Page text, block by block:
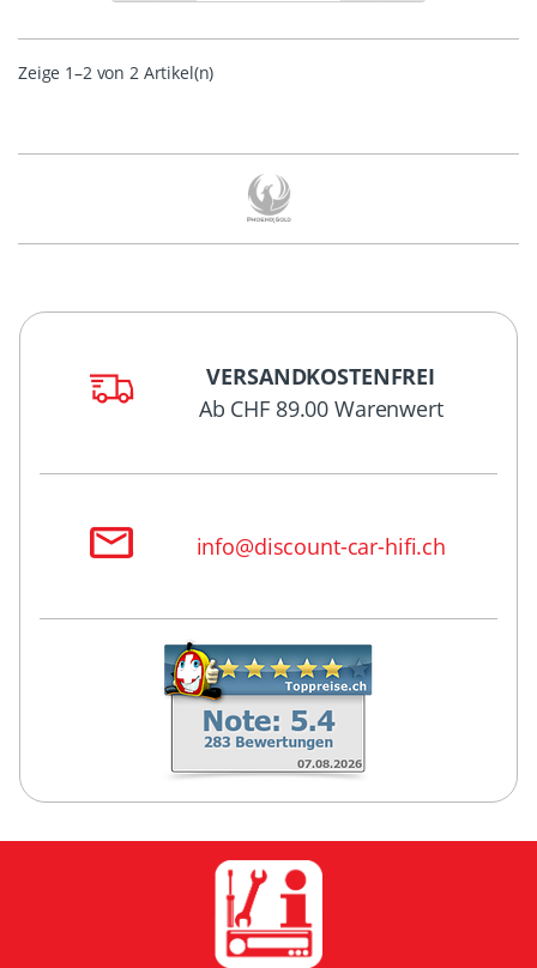
Zeige 1–2 von 2 Artikel(n)
VERSANDKOSTENFREI
Ab CHF 89.00 Warenwert
info@discount-car-hifi.ch